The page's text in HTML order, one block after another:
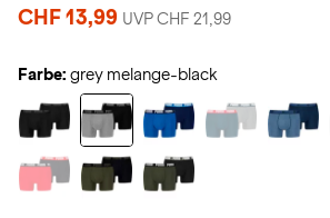
CHF 13,99 UVP CHF 21,99
Farbe: grey melange-black